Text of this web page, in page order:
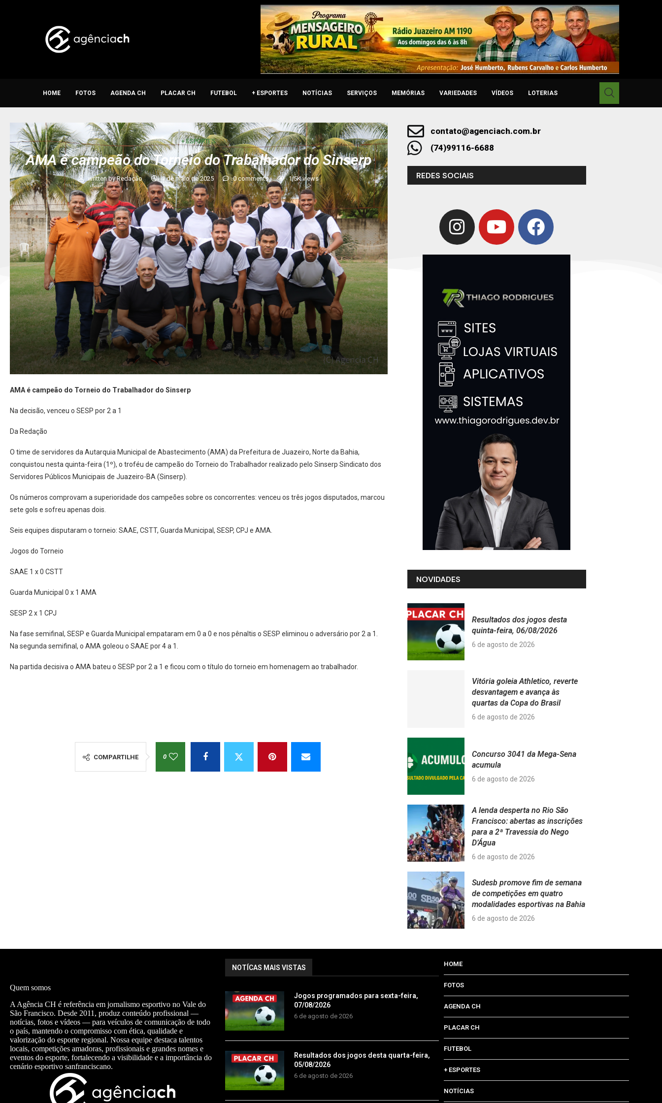
HOME FOTOS AGENDA CH PLACAR CH FUTEBOL + ESPORTES NOTÍCIAS SERVIÇOS MEMÓRIAS VARIEDADES VÍDEOS LOTERIAS
+ ESPORTES
AMA é campeão do Torneio do Trabalhador do Sinserp
written byRedação 1 de maio de 2025 0 comments 1,5Kviews
AMA é campeão do Torneio do Trabalhador do Sinserp
Na decisão, venceu o SESP por 2 a 1
Da Redação
O time de servidores da Autarquia Municipal de Abastecimento (AMA) da Prefeitura de Juazeiro, Norte da Bahia,
conquistou nesta quinta-feira (1º), o troféu de campeão do Torneio do Trabalhador realizado pelo Sinserp Sindicato dos
Servidores Públicos Municipais de Juazeiro-BA (Sinserp).
Os números comprovam a superioridade dos campeões sobre os concorrentes: venceu os três jogos disputados, marcou
sete gols e sofreu apenas dois.
Seis equipes disputaram o torneio: SAAE, CSTT, Guarda Municipal, SESP, CPJ e AMA.
Jogos do Torneio
SAAE 1 x 0 CSTT
Guarda Municipal 0 x 1 AMA
SESP 2 x 1 CPJ
Na fase semifinal, SESP e Guarda Municipal empataram em 0 a 0 e nos pênaltis o SESP eliminou o adversário por 2 a 1.
Na segunda semifinal, o AMA goleou o SAAE por 4 a 1.
Na partida decisiva o AMA bateu o SESP por 2 a 1 e ficou com o título do torneio em homenagem ao trabalhador.
COMPARTILHE 0
contato@agenciach.com.br
(74)99116-6688
REDES SOCIAIS
NOVIDADES
Resultados dos jogos desta
quinta-feira, 06/08/2026
6 de agosto de 2026
Vitória goleia Athletico, reverte
desvantagem e avança às
quartas da Copa do Brasil
6 de agosto de 2026
Concurso 3041 da Mega-Sena
acumula
6 de agosto de 2026
A lenda desperta no Rio São
Francisco: abertas as inscrições
para a 2ª Travessia do Nego
D’Água
6 de agosto de 2026
Sudesb promove fim de semana
de competições em quatro
modalidades esportivas na Bahia
6 de agosto de 2026
Quem somos
A Agência CH é referência em jornalismo esportivo no Vale do
São Francisco. Desde 2011, produz conteúdo profissional —
notícias, fotos e vídeos — para veículos de comunicação de todo
o país, mantendo o compromisso com ética, qualidade e
valorização do esporte regional. Nossa equipe destaca talentos
locais, competições amadoras, profissionais e grandes nomes e
eventos do esporte, fortalecendo a visibilidade e a importância do
cenário esportivo sanfranciscano.
NOTÍCAS MAIS VISTAS
Jogos programados para sexta-feira,
07/08/2026
6 de agosto de 2026
Resultados dos jogos desta quarta-feira,
05/08/2026
6 de agosto de 2026
HOME
FOTOS
AGENDA CH
PLACAR CH
FUTEBOL
+ ESPORTES
NOTÍCIAS